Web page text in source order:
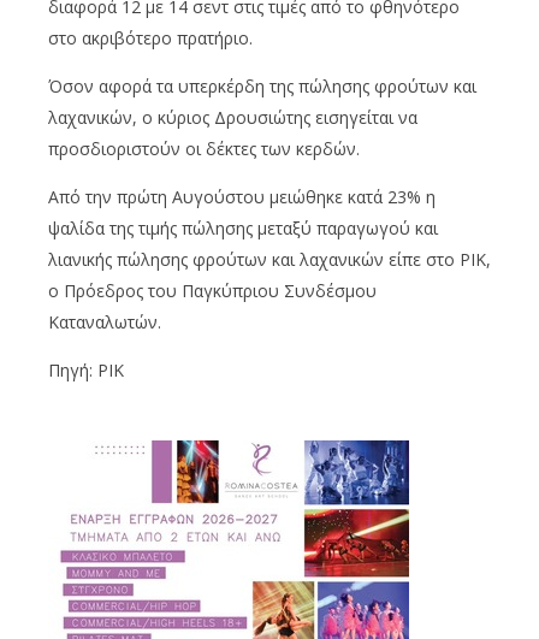
διαφορά 12 με 14 σεντ στις τιμές από το φθηνότερο
στο ακριβότερο πρατήριο.
Όσον αφορά τα υπερκέρδη της πώλησης φρούτων και
λαχανικών, ο κύριος Δρουσιώτης εισηγείται να
προσδιοριστούν οι δέκτες των κερδών.
Από την πρώτη Αυγούστου μειώθηκε κατά 23% η
ψαλίδα της τιμής πώλησης μεταξύ παραγωγού και
λιανικής πώλησης φρούτων και λαχανικών είπε στο ΡΙΚ,
ο Πρόεδρος του Παγκύπριου Συνδέσμου
Καταναλωτών.
Πηγή: ΡΙΚ